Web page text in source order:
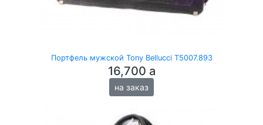
Портфель мужской Tony Bellucci T5007.893
16,700 a
на заказ